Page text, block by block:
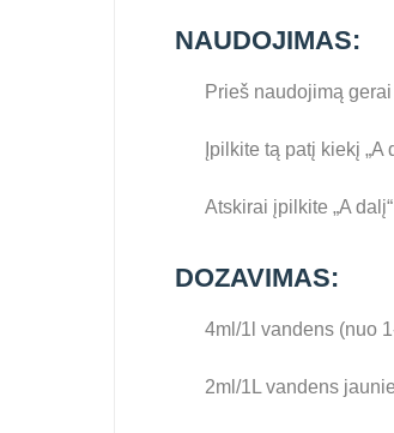
NAUDOJIMAS:
Prieš naudojimą
Įpilkite tą patį kiekį
Atskirai įpilkite „A
DOZAVIMAS:
4ml/1l vandens (nuo
2ml/1L vandens